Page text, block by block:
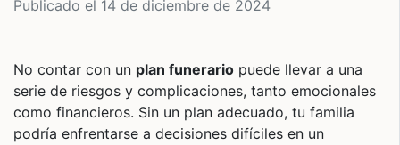
Publicado el 14 de diciembre de 2024
No contar con un plan funerario puede llevar a una
serie de riesgos y complicaciones, tanto emocionales
como financieros. Sin un plan adecuado, tu familia
podría enfrentarse a decisiones difíciles en un